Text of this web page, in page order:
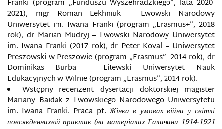
Franki (program „Funduszu Wyszehradzkiego”, lata 2020-
2021), mgr Roman Lekhniuk – Lwowski Narodowy
Uniwersytet im. Iwana Franki (program „Erasmus+”, 2018
rok), dr Marian Mudryj – Lwowski Narodowy Uniwersytet
im. Iwana Franki (2017 rok), dr Peter Koval – Uniwersytet
Preszowski w Preszowie (program „Erasmus”, 2014 rok), dr
Dominikas Burba – Litewski Uniwersytet Nauk
Edukacyjnych w Wilnie (program „Erasmus”, 2014 rok).
Wstępny recenzent dysertacji doktorskiej magister
Mariany Baidak z Lwowskiego Narodowego Uniwersytetu
im. Iwana Franki. Praca pt.Жінка в умовах війни у світлі
повсякденнихвій практик (на матеріалах Галичини 1914-1921